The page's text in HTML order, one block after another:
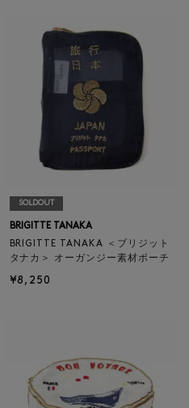
SOLDOUT
BRIGITTE TANAKA
BRIGITTE TANAKA ＜ブリジット
タナカ＞ オーガンジー素材ポーチ
¥8,250